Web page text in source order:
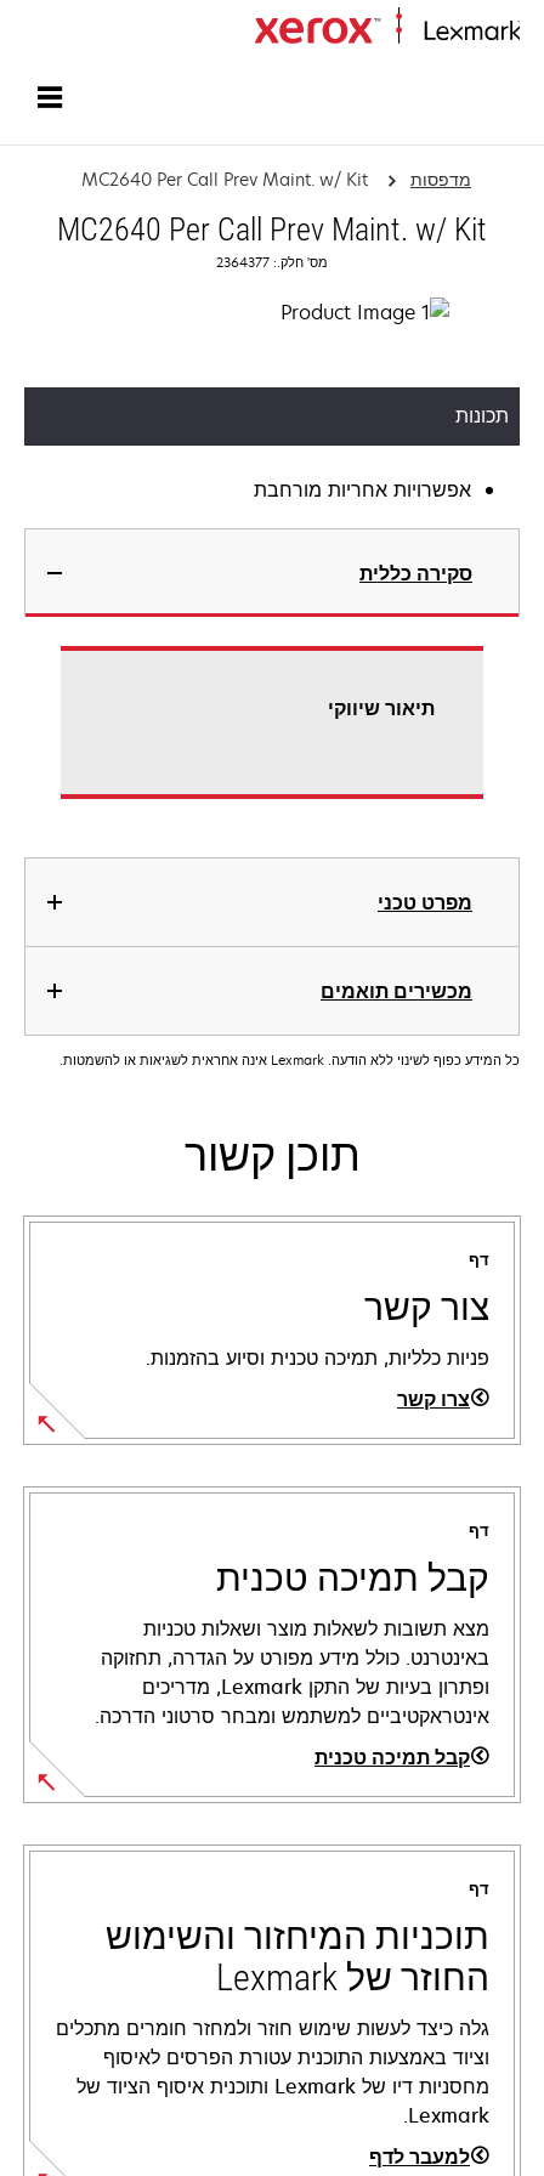
מדפסות MC2640 Per Call Prev Maint. w/ Kit
MC2640 Per Call Prev Maint. w/ Kit
מס' חלק.: 2364377
תכונות
אפשרויות אחריות מורחבת
סקירה כללית
מפרט טכני
מכשירים תואמים
תיאור שיווקי
כל המידע כפוף לשינוי ללא הודעה. Lexmark אינה אחראית לשגיאות או להשמטות.
תוכן קשור
דף
צור קשר
פניות כלליות, תמיכה טכנית וסיוע בהזמנות.
צרו קשר
דף
קבל תמיכה טכנית
מצא תשובות לשאלות מוצר ושאלות טכניות
באינטרנט. כולל מידע מפורט על הגדרה, תחזוקה
ופתרון בעיות של התקן Lexmark, מדריכים
אינטראקטיביים למשתמש ומבחר סרטוני הדרכה.
קבל תמיכה טכנית
opens
in
new
tab
דף
תוכניות המיחזור והשימוש
החוזר של Lexmark
גלה כיצד לעשות שימוש חוזר ולמחזר חומרים מתכלים
וציוד באמצעות התוכנית עטורת הפרסים לאיסוף
מחסניות דיו של Lexmark ותוכנית איסוף הציוד של
Lexmark.
למעבר לדף